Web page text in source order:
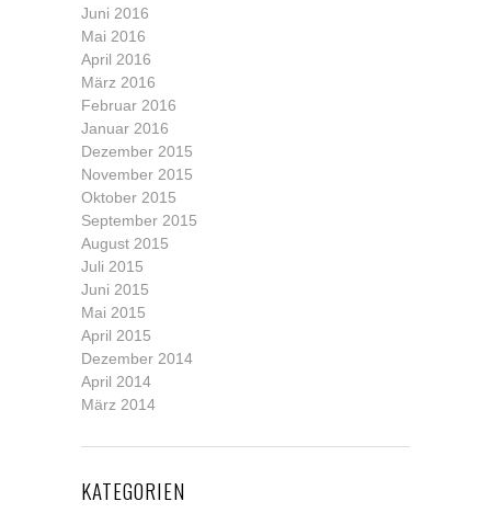
Juni 2016
Mai 2016
April 2016
März 2016
Februar 2016
Januar 2016
Dezember 2015
November 2015
Oktober 2015
September 2015
August 2015
Juli 2015
Juni 2015
Mai 2015
April 2015
Dezember 2014
April 2014
März 2014
KATEGORIEN